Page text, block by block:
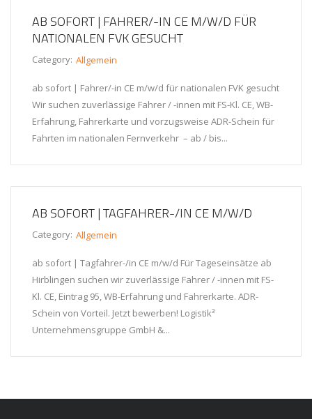
AB SOFORT | FAHRER/-IN CE M/W/D FÜR
NATIONALEN FVK GESUCHT
Category: Allgemein
ab sofort | Fahrer/-in CE m/w/d für nationalen FVK gesucht
Wir suchen zuverlässige Fahrer / -innen mit FS-Kl. CE, WB-
Erfahrung, Fahrerkarte und vorzugsweise ADR-Schein für
Fahrten im nationalen Fernverkehr – ab / bis...
AB SOFORT | TAGFAHRER-/IN CE M/W/D
Category: Allgemein
ab sofort | Tagfahrer-/in CE m/w/d Für Tageseinsätze ab
Hirblingen suchen wir zuverlässige Fahrer / -innen mit FS-
Kl. CE, Eintrag 95, WB-Erfahrung und Fahrerkarte. ADR-
Schein von Vorteil. Jetzt bewerben! Logistik³
Unternehmensgruppe GmbH &...